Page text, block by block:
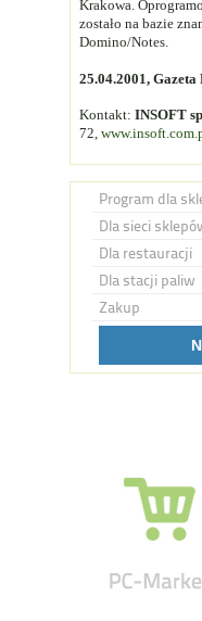
Krakowa.
zostało na bazie
Domino/Notes.
25.04.2001, Gazeta
Kontakt: INSOFT
72,
Program dla
Dla sieci
Dla restauracji
Dla stacji paliw
Zakup